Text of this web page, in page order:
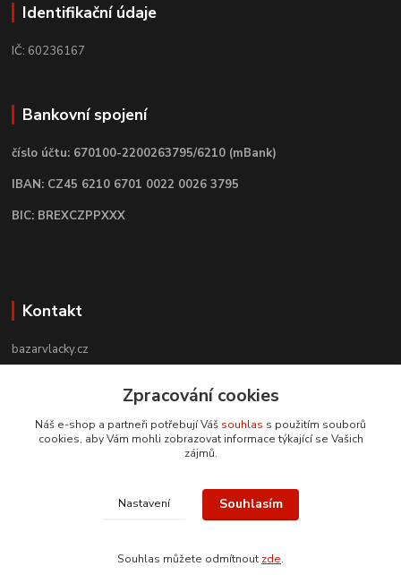
Identifikační údaje
IČ: 60236167
Bankovní spojení
číslo účtu: 670100-2200263795/6210 (mBank)
IBAN: CZ45 6210 6701 0022 0026 3795
BIC: BREXCZPPXXX
Kontakt
bazarvlacky.cz
+420 774 141 314
info@bazarvlacky.cz
Zpracování cookies
Náš e-shop a partneři potřebují Váš souhlas s použitím souborů
cookies, aby Vám mohli zobrazovat informace týkající se Vašich
zájmů.
Nastavení Souhlasím
Souhlas můžete odmítnout zde.